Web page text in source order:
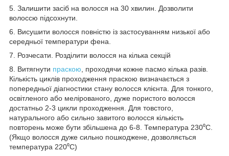
5. Залишити засіб на волосся на 30 хвилин. Дозволити
волоссю підсохнути.
6. Висушити волосся повністю із застосуванням низької або
середньої температури фена.
7. Розчесати. Розділити волосся на кілька секцій
8. Витягнути праскою, проходячи кожне пасмо кілька разів.
Кількість циклів проходження праскою визначається з
попередньої діагностики стану волосся клієнта. Для тонкого,
освітленого або мелірованого, дуже пористого волосся
достатньо 2-3 цикли проходження. Для товстого,
натурального або сильно завитого волосся кількість
повторень може бути збільшена до 6-8. Температура 230⁰С.
(Якщо волосся дуже сильно пошкоджене, дозволяється
температура 220⁰С)